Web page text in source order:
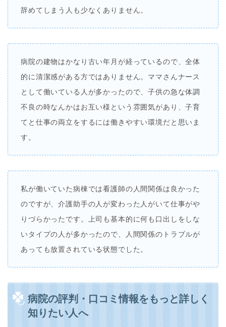
辞めてしまう人も少なくありません。
病院の建物はかなり古い年月が経っているので、全体
的に清潔感がある方ではありません。ママさんナース
として働いている人が多かったので、子供の急な体調
不良の時なんかはお互い様という雰囲気があり、子育
てと仕事の両立をするには働きやすい環境だと思いま
す。
私が働いていた病棟では看護師の人間関係は良かった
のですが、介護助手の人が変わった人がいて仕事がや
りづらかったです。上司も基本的に何も口出しをしな
いタイプの人が多かったので、人間関係のトラブルが
あっても放置されている状態でした。
病院の評判・口コミ情報をもっと詳しく
知りたい人へ